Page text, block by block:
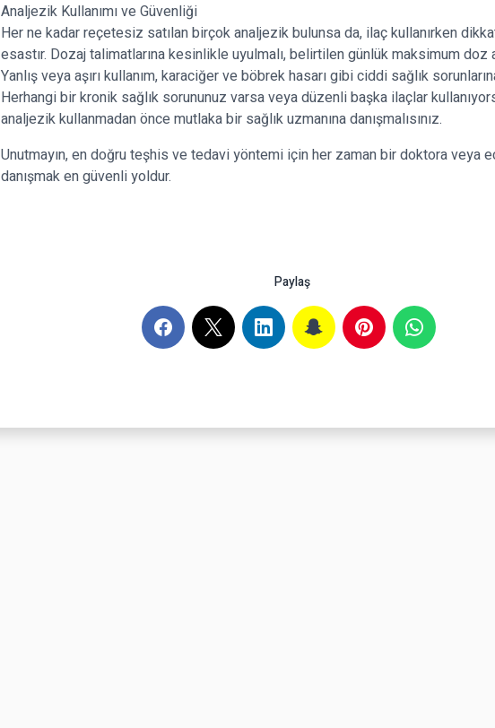
Analjezik Kullanımı ve Güvenliği
Her ne kadar reçetesiz satılan birçok analjezik bulunsa da, ilaç kullanırken
esastır. Dozaj talimatlarına kesinlikle uyulmalı, belirtilen günlük maksimum doz
Yanlış veya aşırı kullanım, karaciğer ve böbrek hasarı gibi ciddi sağlık
Herhangi bir kronik sağlık sorununuz varsa veya düzenli başka ilaçlar
analjezik kullanmadan önce mutlaka bir sağlık uzmanına danışmalısınız.
Unutmayın, en doğru teşhis ve tedavi yöntemi için her zaman bir doktora veya
danışmak en güvenli yoldur.
Paylaş